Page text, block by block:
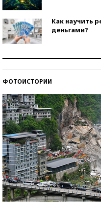
Как научить
деньгами?
ФОТОИСТОРИИ